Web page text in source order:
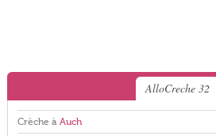
AlloCreche 32
Crèche à Auch